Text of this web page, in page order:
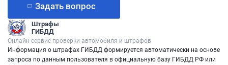
Задать вопрос
Штрафы
ГИБДД
Онлайн сервис проверки автомобиля и штрафов
Информация о штрафах ГИБДД формируется автоматически на основе
запроса по данным пользователя в официальную базу ГИБДД РФ или